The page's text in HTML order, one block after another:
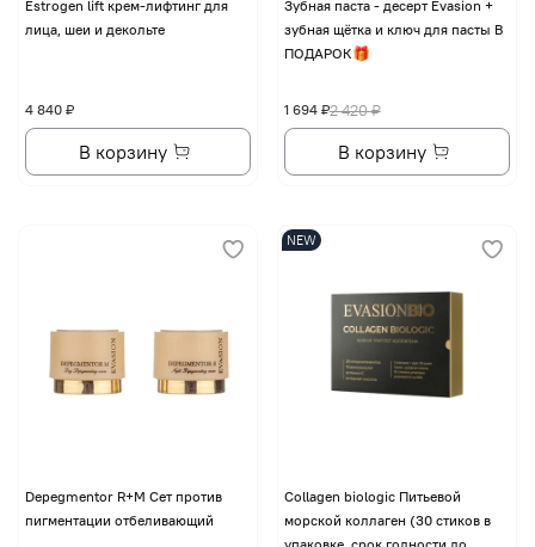
Еstrogen lift крем-лифтинг для
лица, шеи и декольте
4 840 ₽
В корзину
Зубная паста - десерт Evasion +
зубная щётка и ключ для пасты В
ПОДАРОК🎁
2 420 ₽
1 694 ₽
В корзину
Depegmentor R+M Сет против
пигментации отбеливающий
NEW
Collagen biologic Питьевой
морской коллаген (30 стиков в